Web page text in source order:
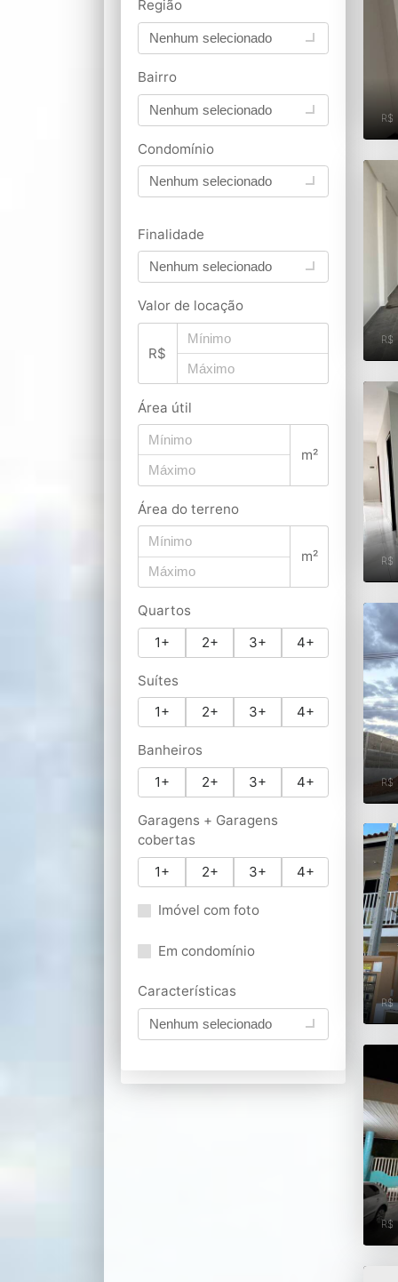
Região
Nenhum selecionado
Bairro
Nenhum selecionado
Condomínio
Nenhum selecionado
Finalidade
Nenhum selecionado
Valor de locação
R$
Área útil
m²
Área do terreno
m²
Quartos
1+
2+ 3+ 4+
Suítes
1+
2+ 3+ 4+
Banheiros
1+
2+ 3+ 4+
Garagens + Garagens
cobertas
1+
2+ 3+ 4+
Imóvel com foto
Em condomínio
Características
Nenhum selecionado
R$
R$
R$
R$
R$
R$